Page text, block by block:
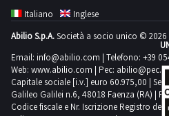
a
per
fare
“implodere,
uso
privato)
ai
sensi
del
d.lgs.
Trattamenti
mirati
non
invasivi,
che
di
RAM
–
Intel
Core
i7
Italiano
Inglese
Abilio S.p.A.Società a socio unico © 2026
Email: info@abilio.com | Telefono: +39
Web: www.abilio.com | Pec:
Capitale sociale [i.v.] euro 60.975,00 | Sede
Galileo Galilei n.6, 48018 Faenza (RA) |
Codice fiscale e Nr. Iscrizione Registro